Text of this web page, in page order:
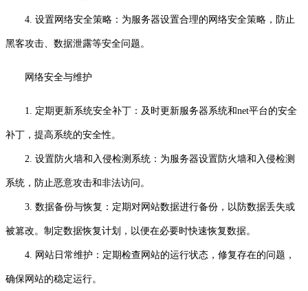
4. 设置网络安全策略：为服务器设置合理的网络安全策略，防止
黑客攻击、数据泄露等安全问题。
网络安全与维护
1. 定期更新系统安全补丁：及时更新服务器系统和net平台的安全
补丁，提高系统的安全性。
2. 设置防火墙和入侵检测系统：为服务器设置防火墙和入侵检测
系统，防止恶意攻击和非法访问。
3. 数据备份与恢复：定期对网站数据进行备份，以防数据丢失或
被篡改。制定数据恢复计划，以便在必要时快速恢复数据。
4. 网站日常维护：定期检查网站的运行状态，修复存在的问题，
确保网站的稳定运行。